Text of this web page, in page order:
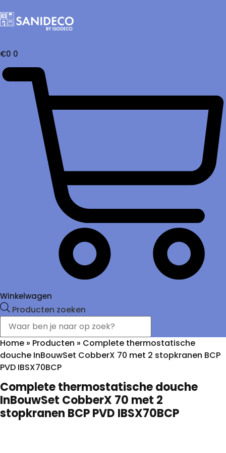
€0 0
Winkelwagen
Producten zoeken
Home » Producten » Complete thermostatische
douche InBouwSet CobberX 70 met 2 stopkranen BCP
PVD IBSX70BCP
Complete thermostatische douche
InBouwSet CobberX 70 met 2
stopkranen BCP PVD IBSX70BCP